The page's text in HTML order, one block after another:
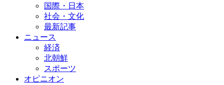
国際・日本
社会・文化
最新記事
ニュース
経済
北朝鮮
スポーツ
オピニオン